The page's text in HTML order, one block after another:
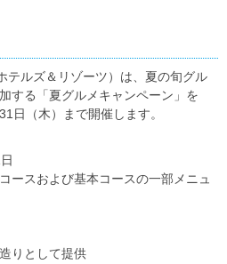
テルズ＆リゾーツ）は、夏の旬グル
する「夏グルメキャンペーン」を
日（木）まで開催します。
ースおよび基本コースの一部メニュ
りとして提供